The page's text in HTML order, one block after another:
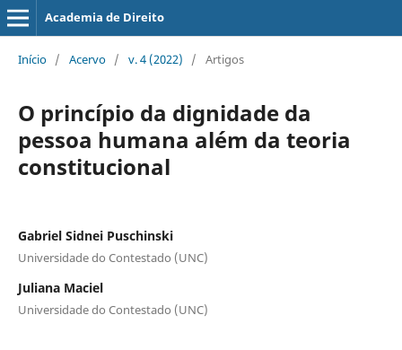
Academia de Direito
Início / Acervo / v. 4 (2022) / Artigos
O princípio da dignidade da
pessoa humana além da teoria
constitucional
Gabriel Sidnei Puschinski
Universidade do Contestado (UNC)
Juliana Maciel
Universidade do Contestado (UNC)